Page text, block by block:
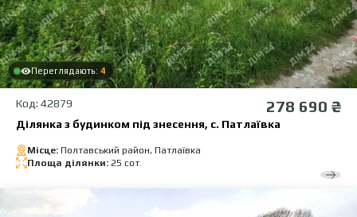
Переглядають: 4
Код: 42879 278 690 ₴
Ділянка з будинком під знесення, с. Патлаївка
Місце: Полтавський район, Патлаївка
Площа ділянки: 25 сот.